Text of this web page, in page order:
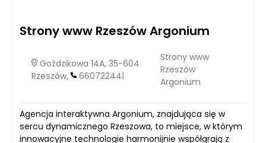
Strony www Rzeszów Argonium
Goździkowa 14A, 35-604
Rzeszów,
660722441
Strony www
Rzeszów
Argonium
Agencja interaktywna Argonium, znajdująca się w
sercu dynamicznego Rzeszowa, to miejsce, w którym
innowacyjne technologie harmonijnie współgrają z